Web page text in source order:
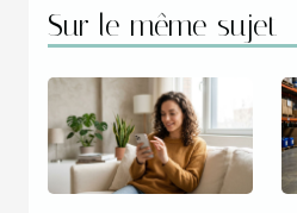
Sur le même sujet